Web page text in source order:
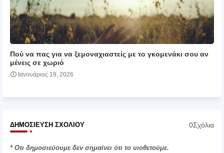
Πού να πας για να ξεμοναχιαστείς με το γκομενάκι σου αν
μένεις σε χωριό
Ιανουάριος 19, 2026
ΔΗΜΟΣΊΕΥΣΗ ΣΧΟΛΊΟΥ 0Σχόλια
* Οτι δημοσιεύουμε δεν σημαίνει ότι το υιοθετούμε.